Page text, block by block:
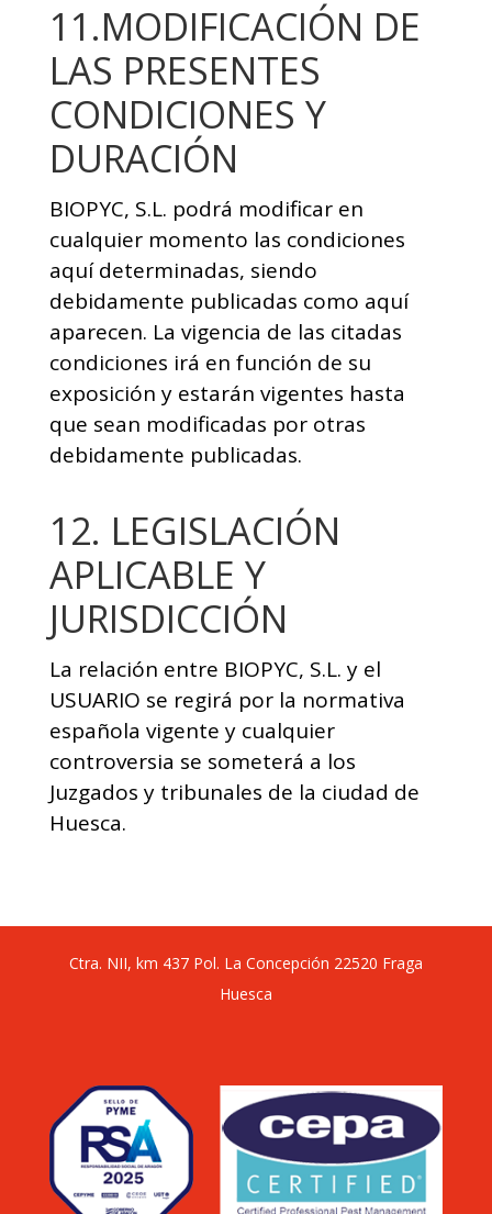
11.MODIFICACIÓN DE
LAS PRESENTES
CONDICIONES Y
DURACIÓN
BIOPYC, S.L. podrá modificar en
cualquier momento las condiciones
aquí determinadas, siendo
debidamente publicadas como aquí
aparecen. La vigencia de las citadas
condiciones irá en función de su
exposición y estarán vigentes hasta
que sean modificadas por otras
debidamente publicadas.
12. LEGISLACIÓN
APLICABLE Y
JURISDICCIÓN
La relación entre BIOPYC, S.L. y el
USUARIO se regirá por la normativa
española vigente y cualquier
controversia se someterá a los
Juzgados y tribunales de la ciudad de
Huesca.
Ctra. NII, km 437 Pol. La Concepción 22520 Fraga
Huesca